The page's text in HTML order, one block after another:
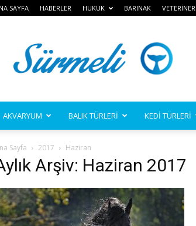
SAYFA HABERLER HUKUK BARINAK VETERİNER
AKVARYUM BALIK TÜRLERİ KEDİ TÜRLERİ
Sayfa 2017 Haziran
Arşiv: Haziran 2017